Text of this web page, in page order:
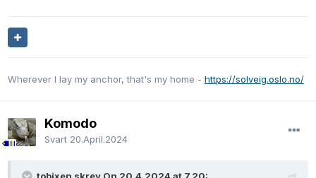
Wherever I lay my anchor, that's my home - https://solveig.oslo.no/
Komodo
Svart 20.April.2024